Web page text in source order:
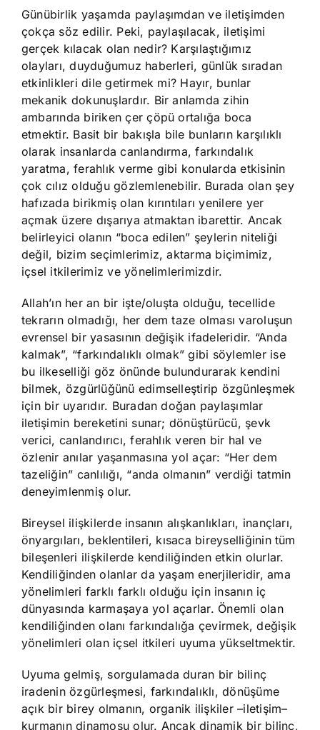
Günübirlik yaşamda paylaşımdan ve iletişimden
çokça söz edilir. Peki, paylaşılacak, iletişimi
gerçek kılacak olan nedir? Karşılaştığımız
olayları, duyduğumuz haberleri, günlük sıradan
etkinlikleri dile getirmek mi? Hayır, bunlar
mekanik dokunuşlardır. Bir anlamda zihin
ambarında biriken çer çöpü ortalığa boca
etmektir. Basit bir bakışla bile bunların karşılıklı
olarak insanlarda canlandırma, farkındalık
yaratma, ferahlık verme gibi konularda etkisinin
çok cılız olduğu gözlemlenebilir. Burada olan şey
hafızada birikmiş olan kırıntıları yenilere yer
açmak üzere dışarıya atmaktan ibarettir. Ancak
belirleyici olanın “boca edilen” şeylerin niteliği
değil, bizim seçimlerimiz, aktarma biçimimiz,
içsel itkilerimiz ve yönelimlerimizdir.
Allah’ın her an bir işte/oluşta olduğu, tecellide
tekrarın olmadığı, her dem taze olması varoluşun
evrensel bir yasasının değişik ifadeleridir. “Anda
kalmak”, “farkındalıklı olmak” gibi söylemler ise
bu ilkeselliği göz önünde bulundurarak kendini
bilmek, özgürlüğünü edimselleştirip özgünleşmek
için bir uyarıdır. Buradan doğan paylaşımlar
iletişimin bereketini sunar; dönüştürücü, şevk
verici, canlandırıcı, ferahlık veren bir hal ve
özlenir anılar yaşanmasına yol açar: “Her dem
tazeliğin” canlılığı, “anda olmanın” verdiği tatmin
deneyimlenmiş olur.
Bireysel ilişkilerde insanın alışkanlıkları, inançları,
önyargıları, beklentileri, kısaca bireyselliğinin tüm
bileşenleri ilişkilerde kendiliğinden etkin olurlar.
Kendiliğinden olanlar da yaşam enerjileridir, ama
yönelimleri farklı farklı olduğu için insanın iç
dünyasında karmaşaya yol açarlar. Önemli olan
kendiliğinden olanı farkındalığa çevirmek, değişik
yönelimleri olan içsel itkileri uyuma yükseltmektir.
Uyuma gelmiş, sorgulamada duran bir bilinç
iradenin özgürleşmesi, farkındalıklı, dönüşüme
açık bir birey olmanın, organik ilişkiler –iletişim–
kurmanın dinamosu olur. Ancak dinamik bir bilinç,